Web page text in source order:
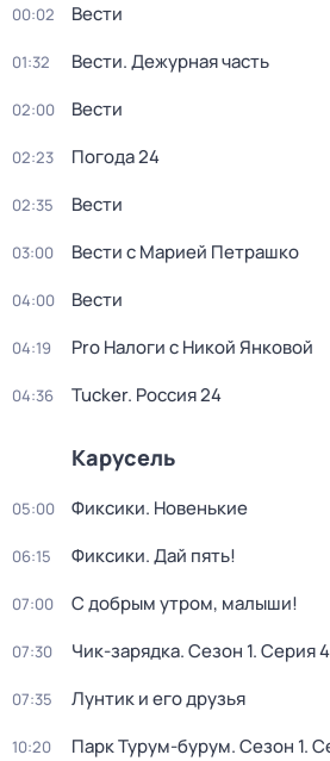
00:02 Вести
01:32 Вести. Дежурная часть
02:00 Вести
02:23 Погода 24
02:35 Вести
03:00 Вести с Марией Петрашко
04:00 Вести
04:19 Pro Налоги с Никой Янковой
04:36 Tucker. Россия 24
Карусель
05:00 Фиксики. Новенькие
06:15 Фиксики. Дай пять!
07:00 С добрым утром, малыши!
07:30 Чик-зарядка. Сезон 1. Серия
07:35 Лунтик и его друзья
10:20 Парк Турум-бурум. Сезон 1.